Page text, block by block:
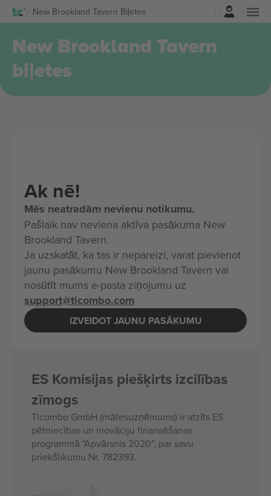
New Brookland Tavern BiļetesPierakstīties
New Brookland Tavern
biļetes
Ak nē!
Mēs neatradām nevienu notikumu.
Pašlaik nav neviena aktīva pasākuma New
Brookland Tavern.
Ja uzskatāt, ka tas ir nepareizi, varat pievienot
jaunu pasākumu New Brookland Tavern vai
nosūtīt mums e-pasta ziņojumu uz
support@ticombo.com
IZVEIDOT JAUNU PASĀKUMU
ES Komisijas piešķirts izcilības
zīmogs
Ticombo GmbH (mātesuzņēmums) ir atzīts ES
pētniecības un inovāciju finansēšanas
programmā "Apvārsnis 2020", par savu
priekšlikumu Nr. 782393.